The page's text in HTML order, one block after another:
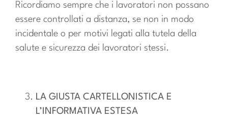
Ricordiamo sempre che i lavoratori non possano
essere controllati a distanza, se non in modo
incidentale o per motivi legati alla tutela della
salute e sicurezza dei lavoratori stessi.
LA GIUSTA CARTELLONISTICA E
L’INFORMATIVA ESTESA